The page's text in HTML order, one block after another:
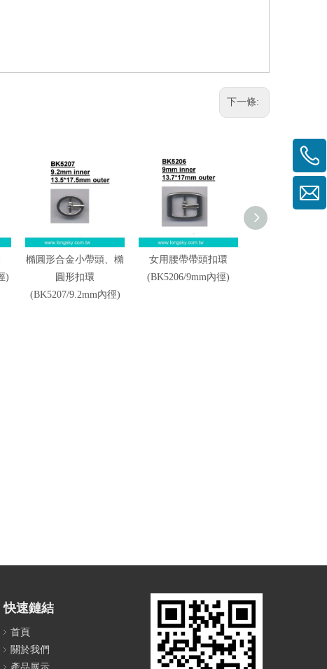
下一條:
)
橢圓形合金小帶頭、橢
圓形扣環
(BK5207/9.2mm內徑)
女用腰帶帶頭扣環
(BK5206/9mm內徑)
快速鏈結
首頁
關於我們